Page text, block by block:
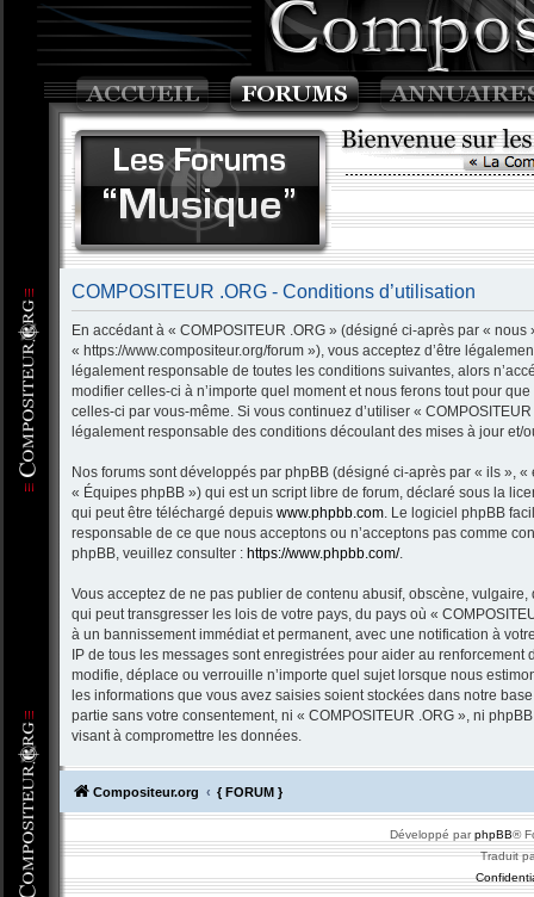
COMPOSITEUR .ORG - Conditions d’utilisation
En accédant à « COMPOSITEUR .ORG » (désigné ci-après par «
« https://www.compositeur.org/forum »), vous acceptez d’être
légalement responsable de toutes les conditions suivantes, alors
modifier celles-ci à n’importe quel moment et nous ferons tout pour
celles-ci par vous-même. Si vous continuez d’utiliser «
légalement responsable des conditions découlant des mises à jour et/
Nos forums sont développés par phpBB (désigné ci-après par « ils »,
« Équipes phpBB ») qui est un script libre de forum, déclaré sous la
qui peut être téléchargé depuis www.phpbb.com. Le logiciel phpBB
responsable de ce que nous acceptons ou n’acceptons pas comme
phpBB, veuillez consulter : https://www.phpbb.com/.
Vous acceptez de ne pas publier de contenu abusif, obscène,
qui peut transgresser les lois de votre pays, du pays où «
à un bannissement immédiat et permanent, avec une notification à
IP de tous les messages sont enregistrées pour aider au
modifie, déplace ou verrouille n’importe quel sujet lorsque nous
les informations que vous avez saisies soient stockées dans notre
partie sans votre consentement, ni « COMPOSITEUR .ORG », ni
visant à compromettre les données.
Compositeur.org { FORUM }
Développé parphpBB®
Traduit